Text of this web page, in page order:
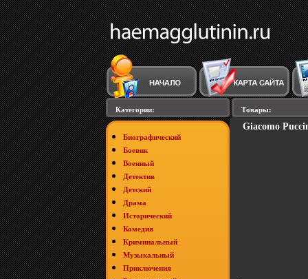
Категории:
Биографический
Боевик
Военный
Детектив
Детский
Драма
Исторический
Комедия
Криминальный
Музыкальный
Приключения
Товары:
Giacomo